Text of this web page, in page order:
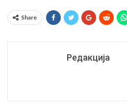
Share
Редакција